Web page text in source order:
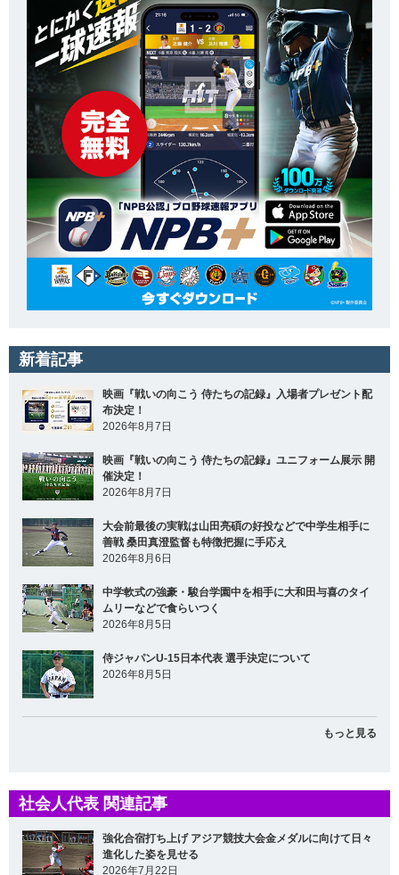
新着記事
映画『戦いの向こう 侍たちの記録』入場者プレゼント配
布決定！
2026年8月7日
映画『戦いの向こう 侍たちの記録』ユニフォーム展示 開
催決定！
2026年8月7日
大会前最後の実戦は山田亮碩の好投などで中学生相手に
善戦 桑田真澄監督も特徴把握に手応え
2026年8月6日
中学軟式の強豪・駿台学園中を相手に大和田与喜のタイ
ムリーなどで食らいつく
2026年8月5日
侍ジャパンU-15日本代表 選手決定について
2026年8月5日
もっと見る
社会人代表 関連記事
強化合宿打ち上げ アジア競技大会金メダルに向けて日々
進化した姿を見せる
2026年7月22日